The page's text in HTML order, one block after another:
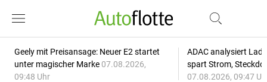
Geely mit Preisansage: Neuer E2 startet
unter magischer Marke 07.08.2026,
09:48 Uhr
ADAC analysiert
spart Strom,
07.08.2026, 09:47